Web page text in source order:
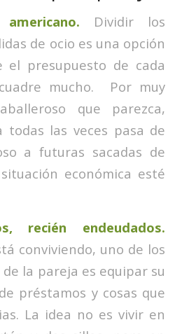
Dividir los
de ocio es una opción
el presupuesto de cada
mucho. Por muy
que parezca,
todas las veces pasa de
a futuras sacadas de
económica esté
recién endeudados.
conviviendo, uno de los
la pareja es equipar su
préstamos y cosas que
La idea no es vivir en